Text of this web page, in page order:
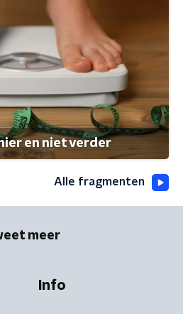
en niet verder
Alle fragmenten
meer
Info